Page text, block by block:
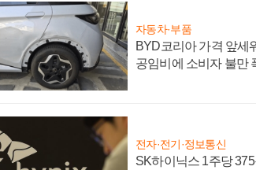
자동차·부품
BYD코리아 가격 앞세
공임비에 소비자 불만
전자·전기·정보통신
SK하이닉스 1주당